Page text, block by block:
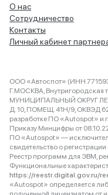
О нас
Сотрудничество
Контакты
Личный кабинет
ООО «Автоспот» (ИНН
Г.МОСКВА, Внутригородская
МУНИЦИПАЛЬНЫЙ ОКРУГ
Д. 10, ПОМЕЩ. 41Н/9, ОКВЭД
разработке ПО «Autospot» и
Приказу Минцифры от
ПО «Autospot» —
свидетельство о
Реестр программ для ЭВМ,
Функциональные
https://reestr.digital.gov.ru/
«Autospot» определяется